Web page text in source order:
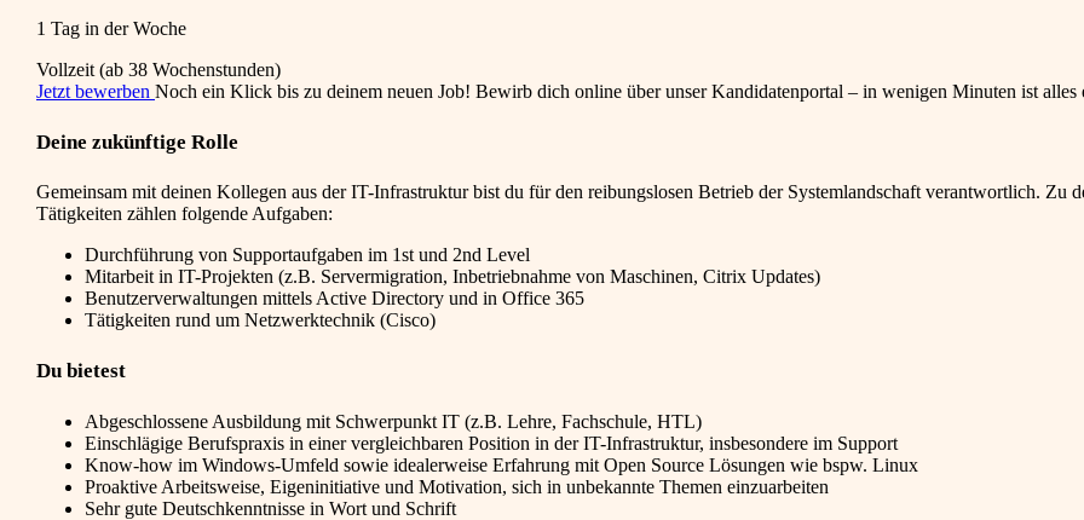
1 Tag in der Woche
Vollzeit (ab 38 Wochenstunden)
Jetzt bewerben Noch ein Klick bis zu deinem neuen Job! Bewirb dich online über unser Kandidatenportal – in wenigen Minuten ist alles
Deine zukünftige Rolle
Gemeinsam mit deinen Kollegen aus der IT-Infrastruktur bist du für den reibungslosen Betrieb der Systemlandschaft verantwortlich. Zu
Tätigkeiten zählen folgende Aufgaben:
Durchführung von Supportaufgaben im 1st und 2nd Level
Mitarbeit in IT-Projekten (z.B. Servermigration, Inbetriebnahme von Maschinen, Citrix Updates)
Benutzerverwaltungen mittels Active Directory und in Office 365
Tätigkeiten rund um Netzwerktechnik (Cisco)
Du bietest
Abgeschlossene Ausbildung mit Schwerpunkt IT (z.B. Lehre, Fachschule, HTL)
Einschlägige Berufspraxis in einer vergleichbaren Position in der IT-Infrastruktur, insbesondere im Support
Know-how im Windows-Umfeld sowie idealerweise Erfahrung mit Open Source Lösungen wie bspw. Linux
Proaktive Arbeitsweise, Eigeninitiative und Motivation, sich in unbekannte Themen einzuarbeiten
Sehr gute Deutschkenntnisse in Wort und Schrift